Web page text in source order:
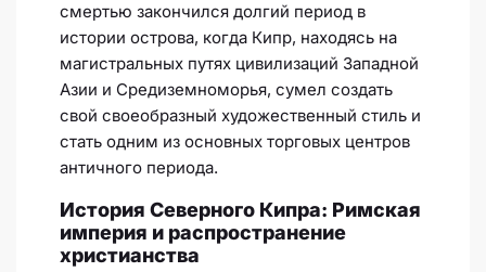
смертью закончился долгий период в
истории острова, когда Кипр, находясь на
магистральных путях цивилизаций Западной
Азии и Средиземноморья, сумел создать
свой своеобразный художественный стиль и
стать одним из основных торговых центров
античного периода.
История Северного Кипра: Римская
империя и распространение
христианства